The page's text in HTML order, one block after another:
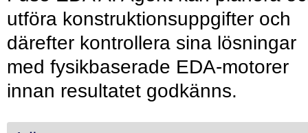
utföra konstruktionsuppgifter och
därefter kontrollera sina lösningar
med fysikbaserade EDA-motorer
innan resultatet godkänns.